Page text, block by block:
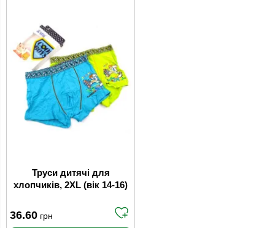
Труси дитячі для
хлопчиків, 2XL (вік 14-16)
36.60 грн